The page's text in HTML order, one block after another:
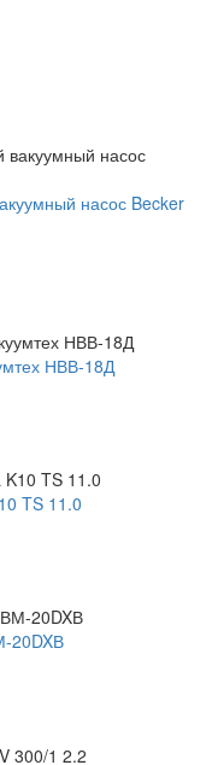
насос Becker
НВВ-18Д
TS 11.0
20DXВ